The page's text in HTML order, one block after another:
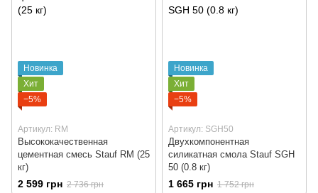
Новинка
Хит
−5%
Артикул: RM
Высококачественная
цементная смесь Stauf RM (25
кг)
2 599 грн 2 736 грн
Новинка
Хит
−5%
Артикул: SGH50
Двухкомпонентная
силикатная смола Stauf SGH
50 (0.8 кг)
1 665 грн 1 752 грн